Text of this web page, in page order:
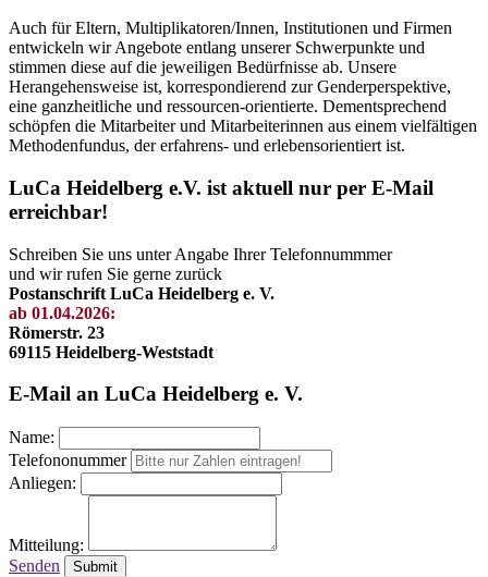
Auch für Eltern, Multiplikatoren/Innen, Institutionen und Firmen
entwickeln wir Angebote entlang unserer Schwerpunkte und
stimmen diese auf die jeweiligen Bedürfnisse ab. Unsere
Herangehensweise ist, korrespondierend zur Genderperspektive,
eine ganzheitliche und ressourcen-orientierte. Dementsprechend
schöpfen die Mitarbeiter und Mitarbeiterinnen aus einem vielfältigen
Methodenfundus, der erfahrens- und erlebensorientiert ist.
LuCa Heidelberg e.V. ist aktuell nur per E-Mail
erreichbar!
Schreiben Sie uns unter Angabe Ihrer Telefonnummmer
und wir rufen Sie gerne zurück
Postanschrift LuCa Heidelberg e. V.
ab 01.04.2026:
Römerstr. 23
69115 Heidelberg-Weststadt
E-Mail an LuCa Heidelberg e. V.
Name:
Telefononummer
Anliegen:
Mitteilung:
Senden